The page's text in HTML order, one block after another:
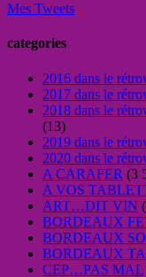
Mes Tweets
categories
2016 dans le
2017 dans le
2018 dans le
(13)
2019 dans le
2020 dans le
A CARAFER (3
A VOS
ART…DIT VIN
BORDEAUX
BORDEAUX
BORDEAUX
CEP…PAS MAL